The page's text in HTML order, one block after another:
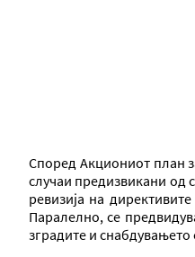
Според Акциониот план
случаи предизвикани од
ревизија на
Паралелно, се
зградите и снабдувањето